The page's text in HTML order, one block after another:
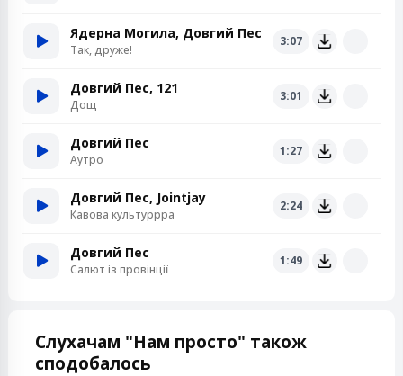
Ядерна Могила, Довгий Пес
Так, друже!
3:07
Довгий Пес, 121
Дощ
3:01
Довгий Пес
Аутро
1:27
Довгий Пес, Jointjay
Кавова культуррра
2:24
Довгий Пес
Салют із провінції
1:49
Слухачам "Нам просто" також
сподобалось